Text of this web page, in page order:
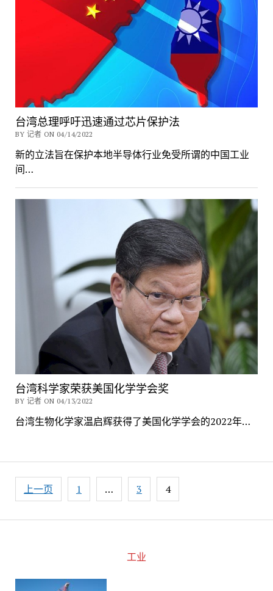
工业
台湾总理呼吁迅速通过芯片保护法
BY 记者 ON 04/14/2022
新的立法旨在保护本地半导体行业免受所谓的中国工业
间…
台湾科学家荣获美国化学学会奖
BY 记者 ON 04/13/2022
台湾生物化学家温启辉获得了美国化学学会的2022年…
章
上一页 1 … 3 4